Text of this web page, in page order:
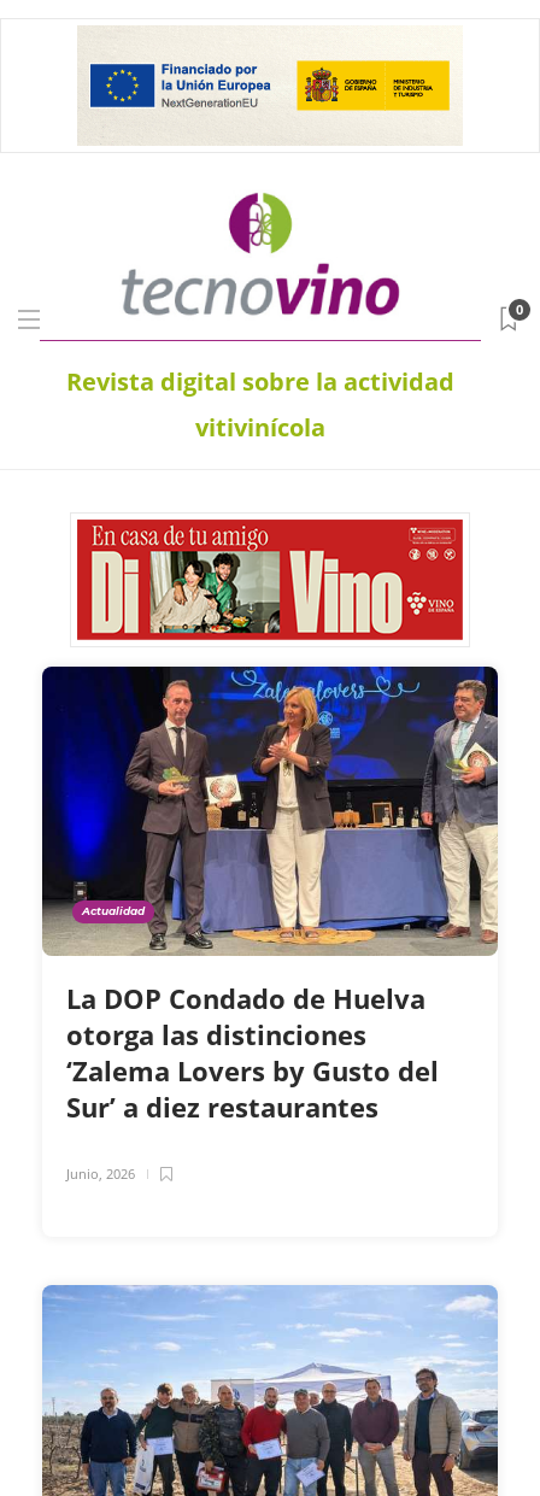
Revista digital sobre la actividad
vitivinícola
0
Actualidad
La DOP Condado de Huelva
otorga las distinciones
‘Zalema Lovers by Gusto del
Sur’ a diez restaurantes
Junio, 2026